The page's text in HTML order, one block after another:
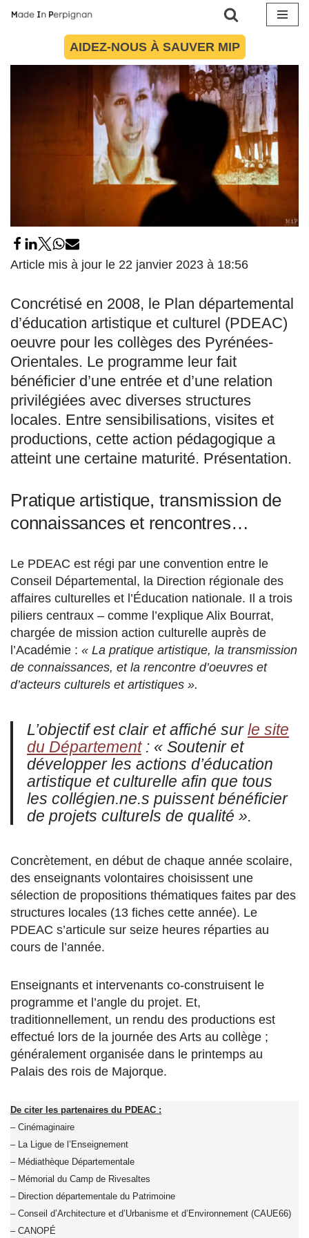
AIDEZ-NOUS À SAUVER MIP
Éducation aux médias et à l'information
Article mis à jour le 22 janvier 2023 à 18:56
Concrétisé en 2008, le Plan départemental
d’éducation artistique et culturel (PDEAC)
oeuvre pour les collèges des Pyrénées-
Orientales. Le programme leur fait
bénéficier d’une entrée et d’une relation
privilégiées avec diverses structures
locales. Entre sensibilisations, visites et
productions, cette action pédagogique a
atteint une certaine maturité. Présentation.
Pratique artistique, transmission de
connaissances et rencontres…
Le PDEAC est régi par une convention entre le
Conseil Départemental, la Direction régionale des
affaires culturelles et l’Éducation nationale. Il a trois
piliers centraux – comme l’explique Alix Bourrat,
chargée de mission action culturelle auprès de
l’Académie : « La pratique artistique, la transmission
de connaissances, et la rencontre d’oeuvres et
d’acteurs culturels et artistiques ».
L’objectif est clair et affiché sur le site
du Département: « Soutenir et
développer les actions d’éducation
artistique et culturelle afin que tous
les collégien.ne.s puissent bénéficier
de projets culturels de qualité ».
Concrètement, en début de chaque année scolaire,
des enseignants volontaires choisissent une
sélection de propositions thématiques faites par des
structures locales (13 fiches cette année). Le
PDEAC s’articule sur seize heures réparties au
cours de l’année.
Enseignants et intervenants co-construisent le
programme et l’angle du projet. Et,
traditionnellement, un rendu des productions est
effectué lors de la journée des Arts au collège ;
généralement organisée dans le printemps au
Palais des rois de Majorque.
De citer les partenaires du PDEAC :
– Cinémaginaire
– La Ligue de l’Enseignement
– Médiathèque Départementale
– Mémorial du Camp de Rivesaltes
– Direction départementale du Patrimoine
– Conseil d’Architecture et d’Urbanisme et d’Environnement (CAUE66)
– CANOPÉ